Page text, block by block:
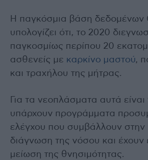
Η παγκόσμια βάση δεδομένων
υπολογίζει ότι, το 2020
παγκοσμίως περίπου 20
ασθενείς με καρκίνο μαστού,
και τραχήλου της μήτρας.
Για τα νεοπλάσματα αυτά είναι
υπάρχουν προγράμματα
ελέγχου που συμβάλλουν στην
διάγνωση της νόσου και έχουν
μείωση της θνησιμότητας.